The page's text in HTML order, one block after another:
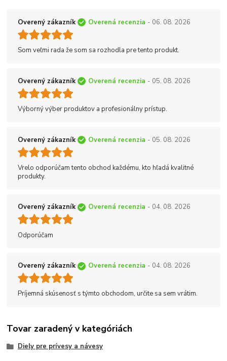
Overený zákazník Overená recenzia - 06. 08. 2026
Som veľmi rada že som sa rozhodla pre tento produkt.
Overený zákazník Overená recenzia - 05. 08. 2026
Výborný výber produktov a profesionálny prístup.
Overený zákazník Overená recenzia - 05. 08. 2026
Vrelo odporúčam tento obchod každému, kto hľadá kvalitné
produkty.
Overený zákazník Overená recenzia - 04. 08. 2026
Odporúčam
Overený zákazník Overená recenzia - 04. 08. 2026
Príjemná skúsenosť s týmto obchodom, určite sa sem vrátim.
Tovar zaradený v kategóriách
Diely pre prívesy a návesy